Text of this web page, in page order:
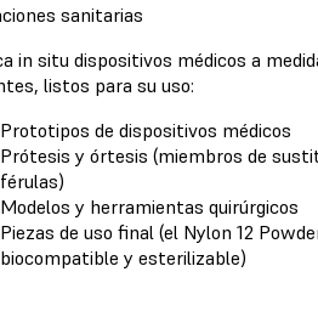
sanitarias
in situ dispositivos médicos a
listos para su uso:
Prototipos de dispositivos médicos
Prótesis y órtesis (miembros de
férulas)
Modelos y herramientas quirúrgicos
Piezas de uso final (el Nylon 12
biocompatible y esterilizable)